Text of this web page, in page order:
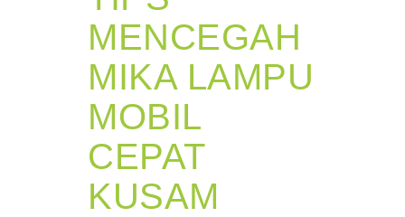
MENCEGAH
MIKA LAMPU
MOBIL
CEPAT
KUSAM